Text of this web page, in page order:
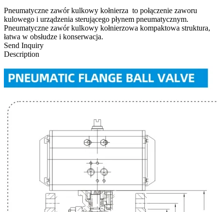
Pneumatyczne zawór kulkowy kołnierza ‌ to połączenie zaworu
kulowego i urządzenia sterującego płynem pneumatycznym.
Pneumatyczne zawór kulkowy kołnierzowa kompaktowa struktura,
łatwa w obsłudze i konserwacja.
Send Inquiry
Description